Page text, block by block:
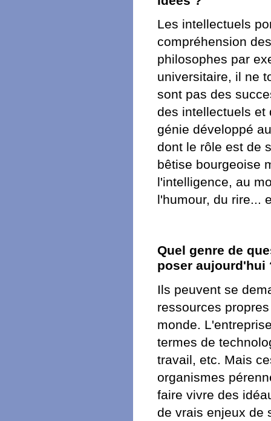
Les intellectuels
compréhension
philosophes par
universitaire, il ne
sont pas des
des intellectuels et
génie développé
dont le rôle est de
bêtise bourgeoise
l'intelligence, au
l'humour, du rire...
Quel genre de
poser aujourd'hui
Ils peuvent se
ressources
monde.
termes de
travail, etc. Mais
organismes
faire vivre des
de vrais enjeux de